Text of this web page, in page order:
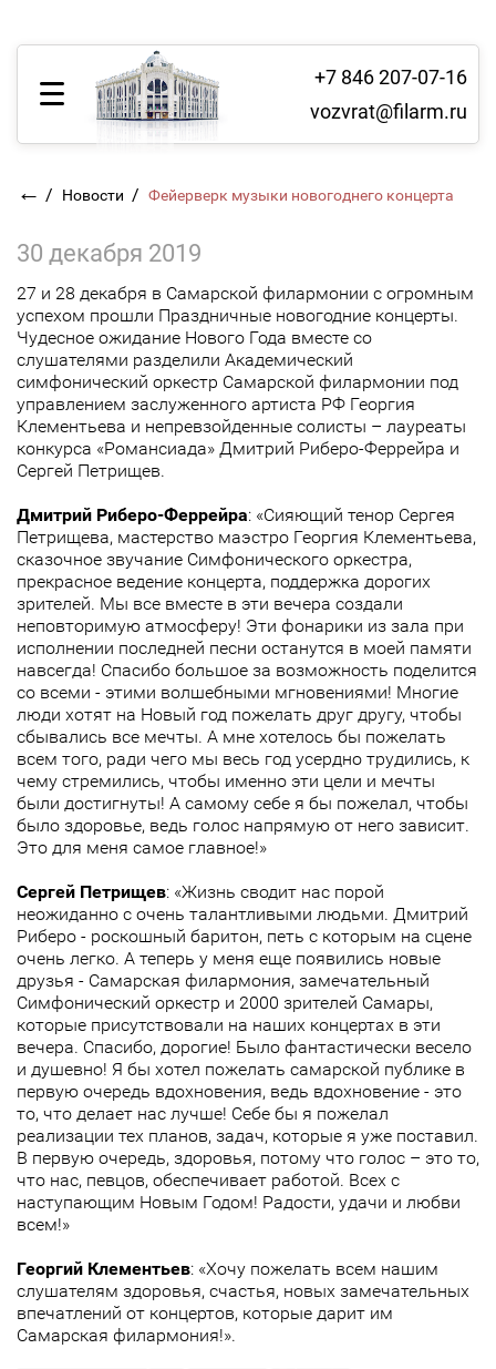
+7 846 207-07-16
vozvrat@filarm.ru
← / Новости / Фейерверк музыки новогоднего концерта
30 декабря 2019
27 и 28 декабря в Самарской филармонии с огромным
успехом прошли Праздничные новогодние концерты.
Чудесное ожидание Нового Года вместе со
слушателями разделили Академический
симфонический оркестр Самарской филармонии под
управлением заслуженного артиста РФ Георгия
Клементьева и непревзойденные солисты – лауреаты
конкурса «Романсиада» Дмитрий Риберо-Феррейра и
Сергей Петрищев.
Дмитрий Риберо-Феррейра: «Сияющий тенор Сергея
Петрищева, мастерство маэстро Георгия Клементьева,
сказочное звучание Симфонического оркестра,
прекрасное ведение концерта, поддержка дорогих
зрителей. Мы все вместе в эти вечера создали
неповторимую атмосферу! Эти фонарики из зала при
исполнении последней песни останутся в моей памяти
навсегда! Спасибо большое за возможность поделится
со всеми - этими волшебными мгновениями! Многие
люди хотят на Новый год пожелать друг другу, чтобы
сбывались все мечты. А мне хотелось бы пожелать
всем того, ради чего мы весь год усердно трудились, к
чему стремились, чтобы именно эти цели и мечты
были достигнуты! А самому себе я бы пожелал, чтобы
было здоровье, ведь голос напрямую от него зависит.
Это для меня самое главное!»
Сергей Петрищев: «Жизнь сводит нас порой
неожиданно с очень талантливыми людьми. Дмитрий
Риберо - роскошный баритон, петь с которым на сцене
очень легко. А теперь у меня еще появились новые
друзья - Самарская филармония, замечательный
Симфонический оркестр и 2000 зрителей Самары,
которые присутствовали на наших концертах в эти
вечера. Спасибо, дорогие! Было фантастически весело
и душевно! Я бы хотел пожелать самарской публике в
первую очередь вдохновения, ведь вдохновение - это
то, что делает нас лучше! Себе бы я пожелал
реализации тех планов, задач, которые я уже поставил.
В первую очередь, здоровья, потому что голос – это то,
что нас, певцов, обеспечивает работой. Всех с
наступающим Новым Годом! Радости, удачи и любви
всем!»
Георгий Клементьев: «Хочу пожелать всем нашим
слушателям здоровья, счастья, новых замечательных
впечатлений от концертов, которые дарит им
Самарская филармония!».